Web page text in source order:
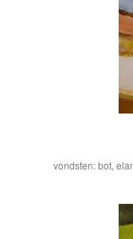
vondsten: bot,